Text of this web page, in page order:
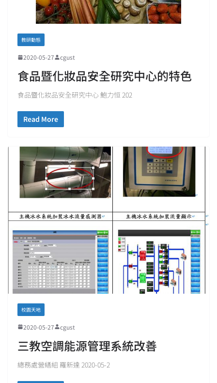
教研動態
2020-05-27 cgust
食品暨化妝品安全研究中心的特色
食品暨化妝品安全研究中心 鮑力恒 202
Read More
校園天地
2020-05-27 cgust
三教空調能源管理系統改善
總務處營繕組 羅新達 2020-05-2